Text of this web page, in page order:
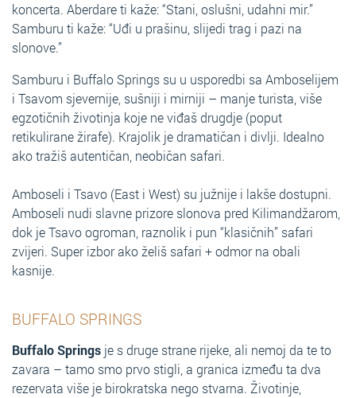
koncerta. Aberdare ti kaže: “Stani, oslušni, udahni mir.”
Samburu ti kaže: “Uđi u prašinu, slijedi trag i pazi na
slonove.”
Samburu i Buffalo Springs su u usporedbi sa Amboselijem
i Tsavom sjevernije, sušniji i mirniji – manje turista, više
egzotičnih životinja koje ne viđaš drugdje (poput
retikulirane žirafe). Krajolik je dramatičan i divlji. Idealno
ako tražiš autentičan, neobičan safari.
Amboseli i Tsavo (East i West) su južnije i lakše dostupni.
Amboseli nudi slavne prizore slonova pred Kilimandžarom,
dok je Tsavo ogroman, raznolik i pun “klasičnih” safari
zvijeri. Super izbor ako želiš safari + odmor na obali
kasnije.
BUFFALO SPRINGS
Buffalo Springs je s druge strane rijeke, ali nemoj da te to
zavara – tamo smo prvo stigli, a granica između ta dva
rezervata više je birokratska nego stvarna. Životinje,